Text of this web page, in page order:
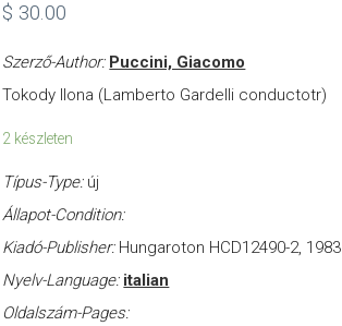
$ 30.00
Szerző-Author: Puccini, Giacomo
Tokody Ilona (Lamberto Gardelli conductotr)
2 készleten
Típus-Type: új
Állapot-Condition:
Kiadó-Publisher: Hungaroton HCD12490-2, 1983
Nyelv-Language: italian
Oldalszám-Pages: